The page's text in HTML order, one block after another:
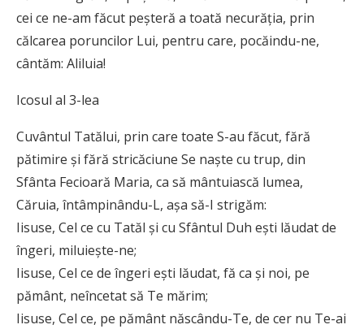
cei ce ne-am făcut peşteră a toată necurăţia, prin
călcarea poruncilor Lui, pentru care, pocăindu-ne,
cântăm: Aliluia!
Icosul al 3-lea
Cuvântul Tatălui, prin care toate S-au făcut, fără
pătimire şi fără stricăciune Se naşte cu trup, din
Sfânta Fecioară Maria, ca să mântuiască lumea,
Căruia, întâmpinându-L, aşa să-I strigăm:
Iisuse, Cel ce cu Tatăl şi cu Sfântul Duh eşti lăudat de
îngeri, miluieşte-ne;
Iisuse, Cel ce de îngeri eşti lăudat, fă ca şi noi, pe
pământ, neîncetat să Te mărim;
Iisuse, Cel ce, pe pământ născându-Te, de cer nu Te-ai